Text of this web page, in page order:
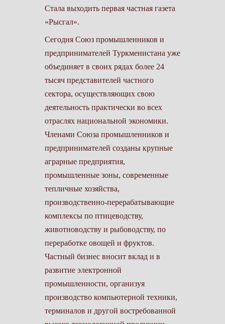
Стала выходить первая частная газета
«Рысгал».
Сегодня Союз промышленников и
предпринимателей Туркменистана уже
объединяет в своих рядах более 24
тысяч представителей частного
сектора, осуществляющих свою
деятельность практически во всех
отраслях национальной экономики.
Членами Союза промышленников и
предпринимателей созданы крупные
аграрные предприятия,
промышленные зоны, современные
тепличные хозяйства,
производственно-перерабатывающие
комплексы по птицеводству,
животноводству и рыбоводству, по
переработке овощей и фруктов.
Частный бизнес вносит вклад и в
развитие электронной
промышленности, организуя
производство компьютерной техники,
терминалов и другой востребованной